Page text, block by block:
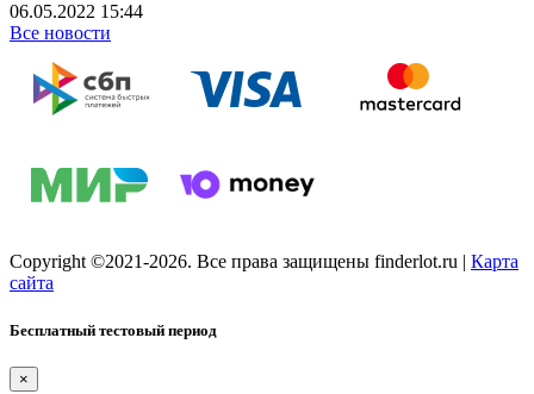
06.05.2022 15:44
Все новости
Copyright ©2021-2026. Все права защищены finderlot.ru
Карта
сайта
Бесплатный тестовый период
×